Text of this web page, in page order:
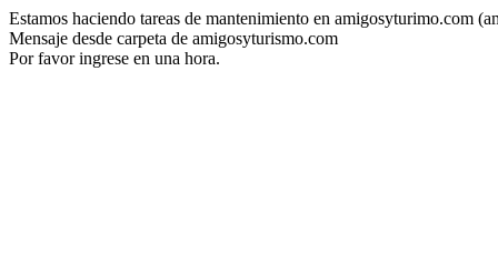
Estamos haciendo tareas de mantenimiento en amigosyturimo.com
Mensaje desde carpeta de amigosyturismo.com
Por favor ingrese en una hora.